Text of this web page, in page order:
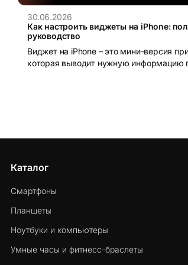
30.06.2026
Как настроить виджеты на iPhone:
руководство
Виджет на iPhone – это мини-версия
которая выводит нужную информацию
Каталог
Смартфоны
Планшеты
Ноутбуки и компьютеры
Умные часы и фитнесс-браслеты